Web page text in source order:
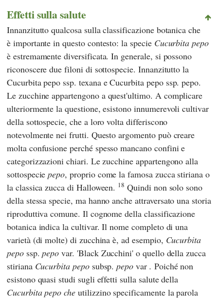
Effetti sulla salute
Innanzitutto qualcosa sulla classificazione botanica che
è importante in questo contesto: la specie Cucurbita pepo
è estremamente diversificata. In generale, si possono
riconoscere due filoni di sottospecie. Innanzitutto la
Cucurbita pepo ssp. texana e Cucurbita pepo ssp. pepo.
Le zucchine appartengono a quest'ultimo. A complicare
ulteriormente la questione, esistono innumerevoli cultivar
della sottospecie, che a loro volta differiscono
notevolmente nei frutti. Questo argomento può creare
molta confusione perché spesso mancano confini e
categorizzazioni chiari. Le zucchine appartengono alla
sottospeciepepo, proprio come la famosa zucca stiriana o
la classica zucca di Halloween. 18 Quindi non solo sono
della stessa specie, ma hanno anche attraversato una storia
riproduttiva comune. Il cognome della classificazione
botanica indica la cultivar. Il nome completo di una
varietà (di molte) di zucchina è, ad esempio, Cucurbita
pepossp.pepo var. 'Black Zucchini' o quello della zucca
stiriana Cucurbita peposubsp.pepo var . Poiché non
esistono quasi studi sugli effetti sulla salute della
Cucurbita pepo che utilizzino specificamente la parola